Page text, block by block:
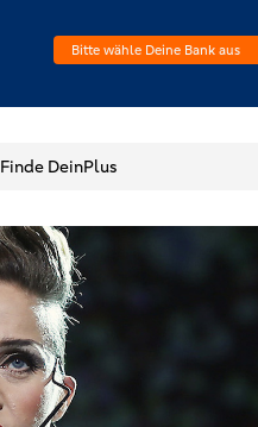
Bitte wähle Deine Bank aus